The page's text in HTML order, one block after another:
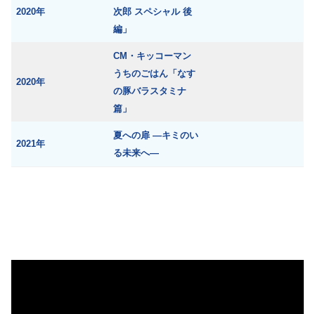
2020年
次郎 スペシャル 後
編」
2020年
CM・キッコーマン
うちのごはん「なす
の豚バラスタミナ
篇」
2021年
夏への扉 ―キミのい
る未来へ―